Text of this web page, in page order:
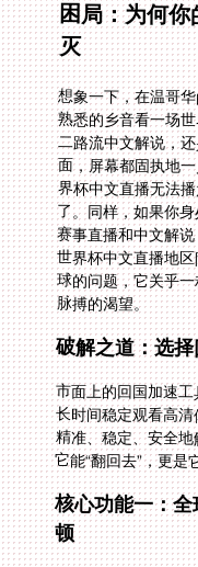
困局：为何你
灭
想象一下，在温哥
熟悉的乡音看一场
二路流中文解说，
面，屏幕都固执地
界杯中文直播无法
了。同样，如果你
赛事直播和中文解
世界杯中文直播地
球的问题，它关乎
脉搏的渴望。
破解之道：选
市面上的回国加速
长时间稳定观看高
精准、稳定、安全
它能“翻回去”，更是
核心功能一：
顿